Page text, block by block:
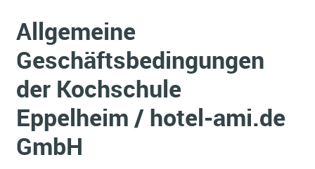
Allgemeine
Geschäftsbedingungen
der Kochschule
Eppelheim / hotel-ami.de
GmbH